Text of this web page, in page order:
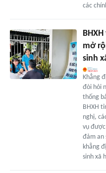
các
mở
sinh
Khẳng
đòi hỏi
thống
BHXH
nghị,
vụ
đảm an
khẳng
sinh xã